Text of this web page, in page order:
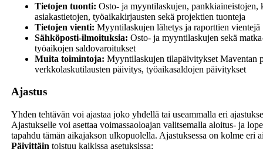
Tietojen tuonti: Osto- ja myyntilaskujen, pankkiaineistojen,
asiakastietojen, työaikakirjausten sekä projektien tuonteja
Tietojen vienti: Myyntilaskujen lähetys ja raporttien vientejä
Sähköposti-ilmoituksia: Osto- ja myyntilaskujen sekä
työaikojen saldovaroitukset
Muita toimintoja: Myyntilaskujen tilapäivitykset Maventan
verkkolaskutilausten päivitys, työaikasaldojen päivitykset
Ajastus
Yhden tehtävän voi ajastaa joko yhdellä tai useammalla eri
Ajastukselle voi asettaa voimassaoloajan valitsemalla aloitus- ja
tapahdu tämän aikajakson ulkopuolella. Ajastuksessa on kolme eri
Päivittäin toistuu kaikissa asetuksissa: